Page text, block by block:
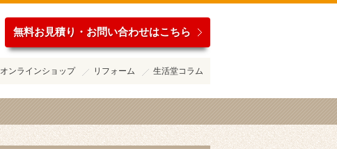
無料お見積り・お問い合わせはこちら
オンラインショップ リフォーム 生活堂コラム